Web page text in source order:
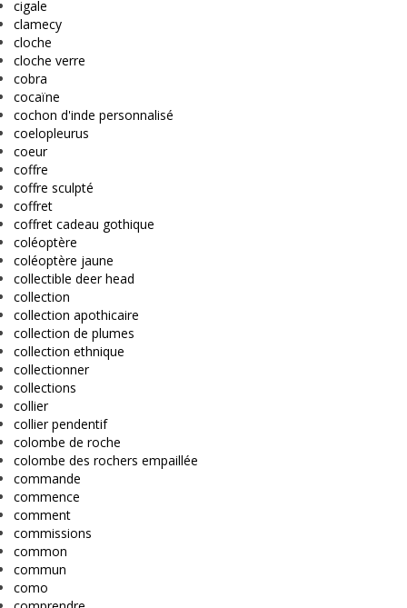
cigale
clamecy
cloche
cloche verre
cobra
cocaïne
cochon d'inde personnalisé
coelopleurus
coeur
coffre
coffre sculpté
coffret
coffret cadeau gothique
coléoptère
coléoptère jaune
collectible deer head
collection
collection apothicaire
collection de plumes
collection ethnique
collectionner
collections
collier
collier pendentif
colombe de roche
colombe des rochers empaillée
commande
commence
comment
commissions
common
commun
como